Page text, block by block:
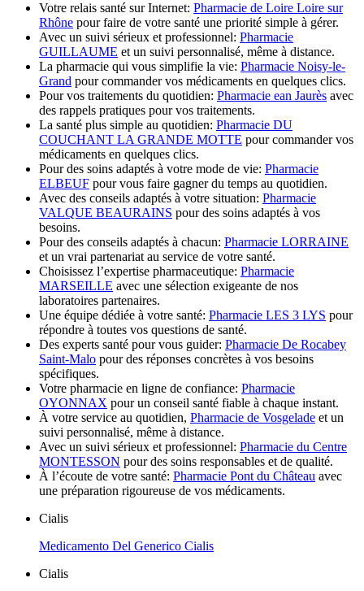
Votre relais santé sur Internet: Pharmacie de Loire Loire sur
Rhône pour faire de votre santé une priorité simple à gérer.
Avec un suivi sérieux et professionnel: Pharmacie
GUILLAUME et un suivi personnalisé, même à distance.
La pharmacie qui vous simplifie la vie: Pharmacie Noisy-le-
Grand pour commander vos médicaments en quelques clics.
Pour vos traitements du quotidien: Pharmacie ean Jaurès avec
des rappels pratiques pour vos traitements.
La santé plus simple au quotidien: Pharmacie DU
COUCHANT LA GRANDE MOTTE pour commander vos
médicaments en quelques clics.
Pour des soins adaptés à votre mode de vie: Pharmacie
ELBEUF pour vous faire gagner du temps au quotidien.
Avec des conseils adaptés à votre situation: Pharmacie
VALQUE BEAURAINS pour des soins adaptés à vos
besoins.
Pour des conseils adaptés à chacun: Pharmacie LORRAINE
et un vrai partenariat au service de votre santé.
Choisissez l’expertise pharmaceutique: Pharmacie
MARSEILLE avec une sélection exigeante de nos
laboratoires partenaires.
Une équipe dédiée à votre santé: Pharmacie LES 3 LYS pour
répondre à toutes vos questions de santé.
Des experts santé pour vous guider: Pharmacie De Rocabey
Saint-Malo pour des réponses concrètes à vos besoins
spécifiques.
Votre pharmacie en ligne de confiance: Pharmacie
OYONNAX pour un conseil santé fiable à chaque instant.
À votre service au quotidien, Pharmacie de Vosgelade et un
suivi personnalisé, même à distance.
Avec un suivi sérieux et professionnel: Pharmacie du Centre
MONTESSON pour des soins responsables et de qualité.
À l’écoute de votre santé: Pharmacie Pont du Château avec
une préparation rigoureuse de vos médicaments.
Cialis
Medicamento Del Generico Cialis
Cialis